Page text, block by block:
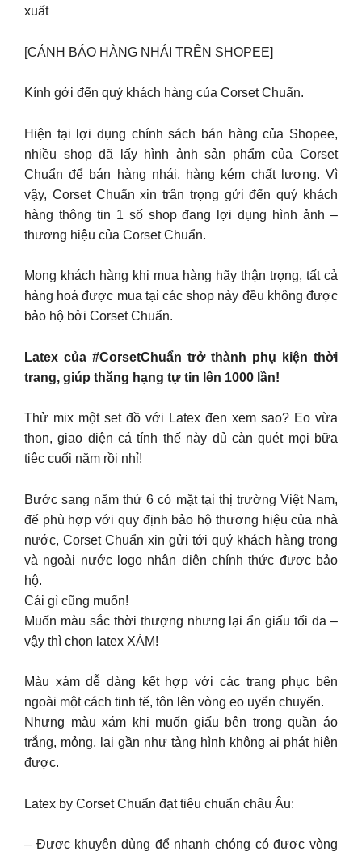
xuất
[CẢNH BÁO HÀNG NHÁI TRÊN SHOPEE]
Kính gởi đến quý khách hàng của Corset Chuẩn.
Hiện tại lợi dụng chính sách bán hàng của Shopee,
nhiều shop đã lấy hình ảnh sản phẩm của Corset
Chuẩn để bán hàng nhái, hàng kém chất lượng. Vì
vậy, Corset Chuẩn xin trân trọng gửi đến quý khách
hàng thông tin 1 số shop đang lợi dụng hình ảnh –
thương hiệu của Corset Chuẩn.
Mong khách hàng khi mua hàng hãy thận trọng, tất cả
hàng hoá được mua tại các shop này đều không được
bảo hộ bởi Corset Chuẩn.
Latex của #CorsetChuẩn trở thành phụ kiện thời
trang, giúp thăng hạng tự tin lên 1000 lần!
Thử mix một set đồ với Latex đen xem sao? Eo vừa
thon, giao diện cá tính thế này đủ càn quét mọi bữa
tiệc cuối năm rồi nhỉ!
Bước sang năm thứ 6 có mặt tại thị trường Việt Nam,
để phù hợp với quy định bảo hộ thương hiệu của nhà
nước, Corset Chuẩn xin gửi tới quý khách hàng trong
và ngoài nước logo nhận diện chính thức được bảo
hộ.
Cái gì cũng muốn!
Muốn màu sắc thời thượng nhưng lại ẩn giấu tối đa –
vậy thì chọn latex XÁM!
Màu xám dễ dàng kết hợp với các trang phục bên
ngoài một cách tinh tế, tôn lên vòng eo uyển chuyển.
Nhưng màu xám khi muốn giấu bên trong quần áo
trắng, mỏng, lại gần như tàng hình không ai phát hiện
được.
Latex by Corset Chuẩn đạt tiêu chuẩn châu Âu:
– Được khuyên dùng để nhanh chóng có được vòng